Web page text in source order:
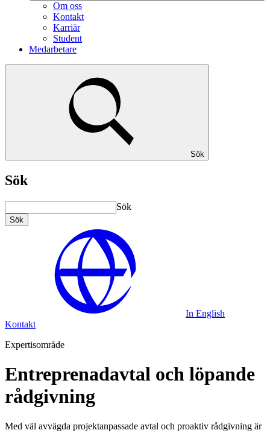
Om oss
Kontakt
Karriär
Student
Medarbetare
Sök
Sök
Sök
Sök
In English
Kontakt
Expertisområde
Entreprenadavtal och löpande
rådgivning
Med väl avvägda projektanpassade avtal och proaktiv rådgivning är